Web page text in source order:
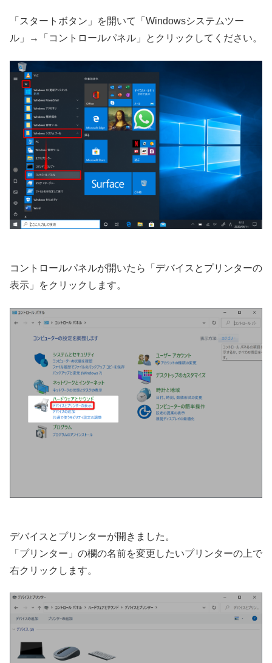
「スタートボタン」を開いて「Windowsシステムツー
ル」→「コントロールパネル」とクリックしてください。
コントロールパネルが開いたら「デバイスとプリンターの
表示」をクリックします。
デバイスとプリンターが開きました。
「プリンター」の欄の名前を変更したいプリンターの上で
右クリックします。